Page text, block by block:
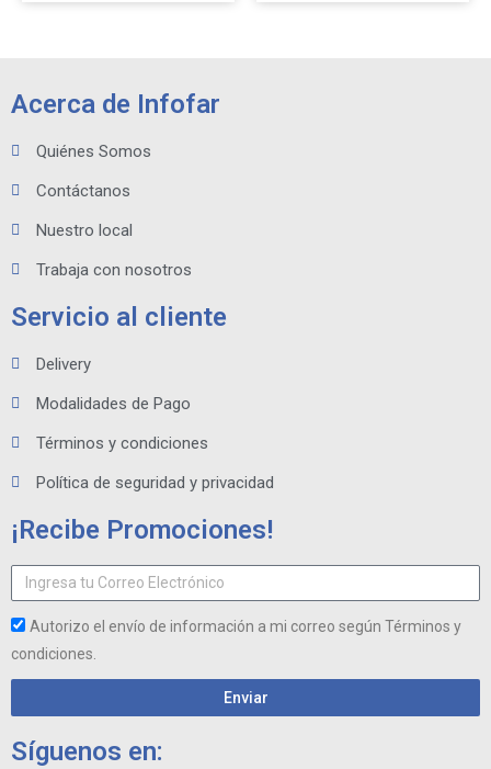
Acerca de Infofar
Quiénes Somos
Contáctanos
Nuestro local
Trabaja con nosotros
Servicio al cliente
Delivery
Modalidades de Pago
Términos y condiciones
Política de seguridad y privacidad
¡Recibe Promociones!
Autorizo el envío de información a mi correo según Términos y
condiciones.
Enviar
Síguenos en: